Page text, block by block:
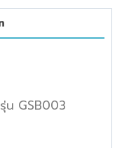
น GSB003